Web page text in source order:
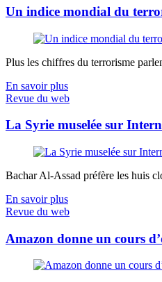
Un indice mondial du
Plus les chiffres du terrorisme
En savoir plus
Revue du web
La Syrie muselée sur
Bachar Al-Assad préfère les huis
En savoir plus
Revue du web
Amazon donne un cours